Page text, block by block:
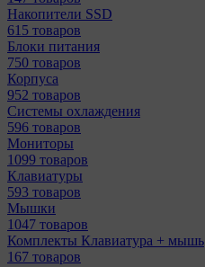
Накопители SSD
615 товаров
Блоки питания
750 товаров
Корпуса
952 товаров
Системы охлаждения
596 товаров
Мониторы
1099 товаров
Клавиатуры
593 товаров
Мышки
1047 товаров
Комплекты Клавиатура + мышь
167 товаров